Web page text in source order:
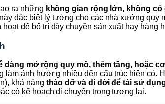
ra những không gian rộng lớn, không
đặc biệt lý tưởng cho các nhà xưởng quy
để bố trí dây chuyền sản xuất hay hàng
dàng mở rộng quy mô, thêm tầng, hoặc
làm ảnh hưởng nhiều đến cấu trúc hiện có.
khả năng tháo dỡ và di dời để tái sử
có kế hoạch di chuyển trong tương lai.